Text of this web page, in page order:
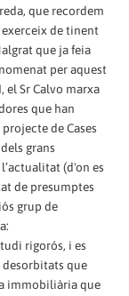
que recordem
exerceix de tinent
que ja feia
per aquest
el Sr Calvo marxa
que han
de Cases
grans
(d'on es
de presumptes
grup de
rigorós, i es
que
immobiliària que